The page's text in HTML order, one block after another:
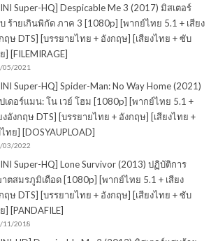
Super-HQ] Despicable Me 3 (2017) มิสเตอร์
ร้ายเกินพิกัด ภาค 3 [1080p] [พากย์ไทย 5.1 + เสียง
ฤษ DTS] [บรรยายไทย + อังกฤษ] [เสียงไทย + ซับ
] [FILEMIRAGE]
05/2021
Super-HQ] Spider-Man: No Way Home (2021)
เดอร์แมน: โน เวย์ โฮม [1080p] [พากย์ไทย 5.1 +
งอังกฤษ DTS] [บรรยายไทย + อังกฤษ] [เสียงไทย +
ทย] [DOSYAUPLOAD]
03/2022
Super-HQ] Lone Survivor (2013) ปฏิบัติการ
ตสมรภูมิเดือด [1080p] [พากย์ไทย 5.1 + เสียง
ฤษ DTS] [บรรยายไทย + อังกฤษ] [เสียงไทย + ซับ
] [PANDAFILE]
11/2018